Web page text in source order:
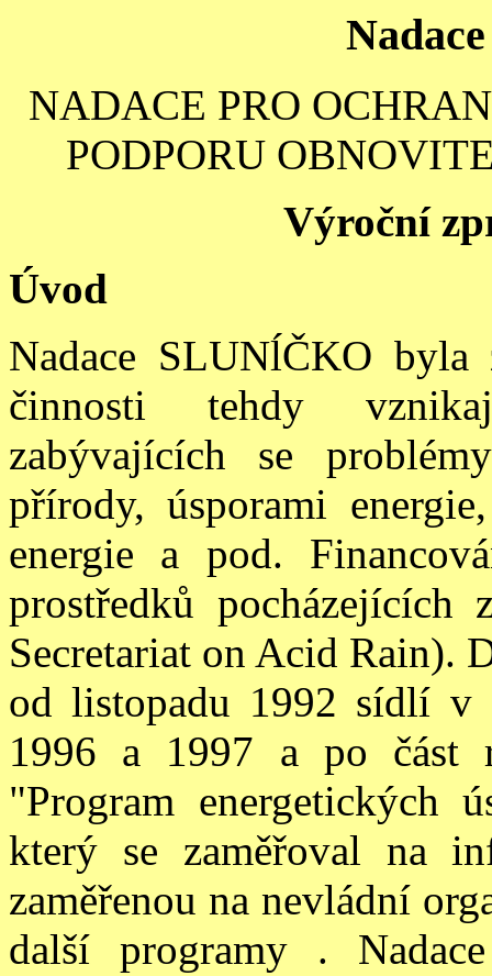
NADACE PRO
PODPORU
Výroční
Úvod
Nadace SLUNĺČKO
činnosti tehdy
zabývajících se
přírody, úsporami
energie a pod.
prostředků pocházejících
Secretariat on Acid Rain).
od listopadu 1992 sídlí v
1996 a 1997
a po část
"Program energetických
který se zaměřoval na
zaměřenou na nevládní
další programy .